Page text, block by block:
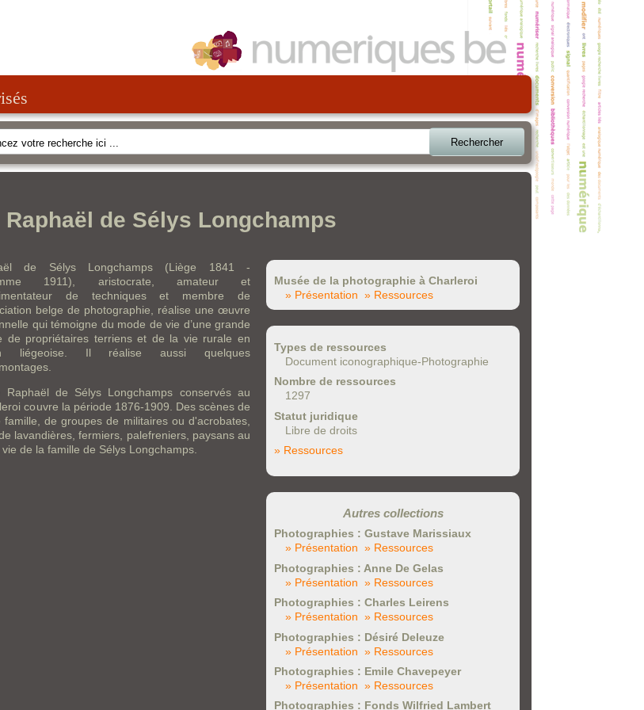
Rechercher
de Sélys Longchamps
Musée de la photographie à Charleroi
» Présentation » Ressources
Types de ressources
Document iconographique-Photographie
Nombre de ressources
1297
Statut juridique
Libre de droits
» Ressources
Autres collections
Photographies : Gustave Marissiaux
» Présentation » Ressources
Photographies : Anne De Gelas
» Présentation » Ressources
Photographies : Charles Leirens
» Présentation » Ressources
Photographies : Désiré Deleuze
» Présentation » Ressources
Photographies : Emile Chavepeyer
» Présentation » Ressources
Photographies : Fonds Wilfried Lambert
de Sélys Longchamps (Liège 1841 -
1911), aristocrate, amateur et
de techniques et membre de
belge de photographie, réalise une œuvre
qui témoigne du mode de vie d’une grande
de propriétaires terriens et de la vie rurale en
liégeoise. Il réalise aussi quelques
de Sélys Longchamps conservés au
couvre la période 1876-1909. Des scènes de
de groupes de militaires ou d'acrobates,
lavandières, fermiers, palefreniers, paysans au
de la famille de Sélys Longchamps.